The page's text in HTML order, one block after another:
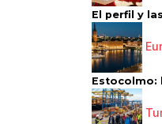
El perfil y
Estocolmo: